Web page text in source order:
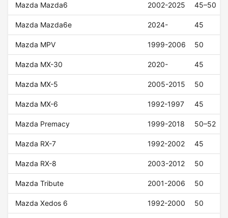
Mazda Mazda6 2002-2025 45–50
Mazda Mazda6e 2024- 45
Mazda MPV 1999-2006 50
Mazda MX-30 2020- 45
Mazda MX-5 2005-2015 50
Mazda MX-6 1992-1997 45
Mazda Premacy 1999-2018 50–52
Mazda RX-7 1992-2002 45
Mazda RX-8 2003-2012 50
Mazda Tribute 2001-2006 50
Mazda Xedos 6 1992-2000 50